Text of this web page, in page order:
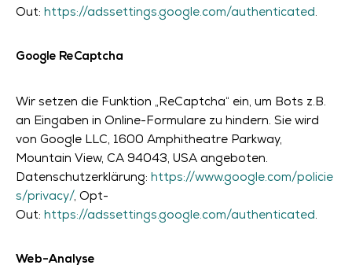
Out: https://adssettings.google.com/authenticated.
Google ReCaptcha
Wir setzen die Funktion „ReCaptcha“ ein, um Bots z.B.
an Eingaben in Online-Formulare zu hindern. Sie wird
von Google LLC, 1600 Amphitheatre Parkway,
Mountain View, CA 94043, USA angeboten.
Datenschutzerklärung: https://www.google.com/policie
s/privacy/, Opt-
Out: https://adssettings.google.com/authenticated.
Web-Analyse